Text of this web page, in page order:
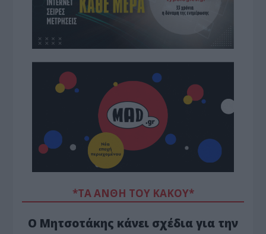
*ΤΑ ΆΝΘΗ ΤΟΥ ΚΑΚΟΎ*
Ο Μητσοτάκης κάνει σχέδια για την